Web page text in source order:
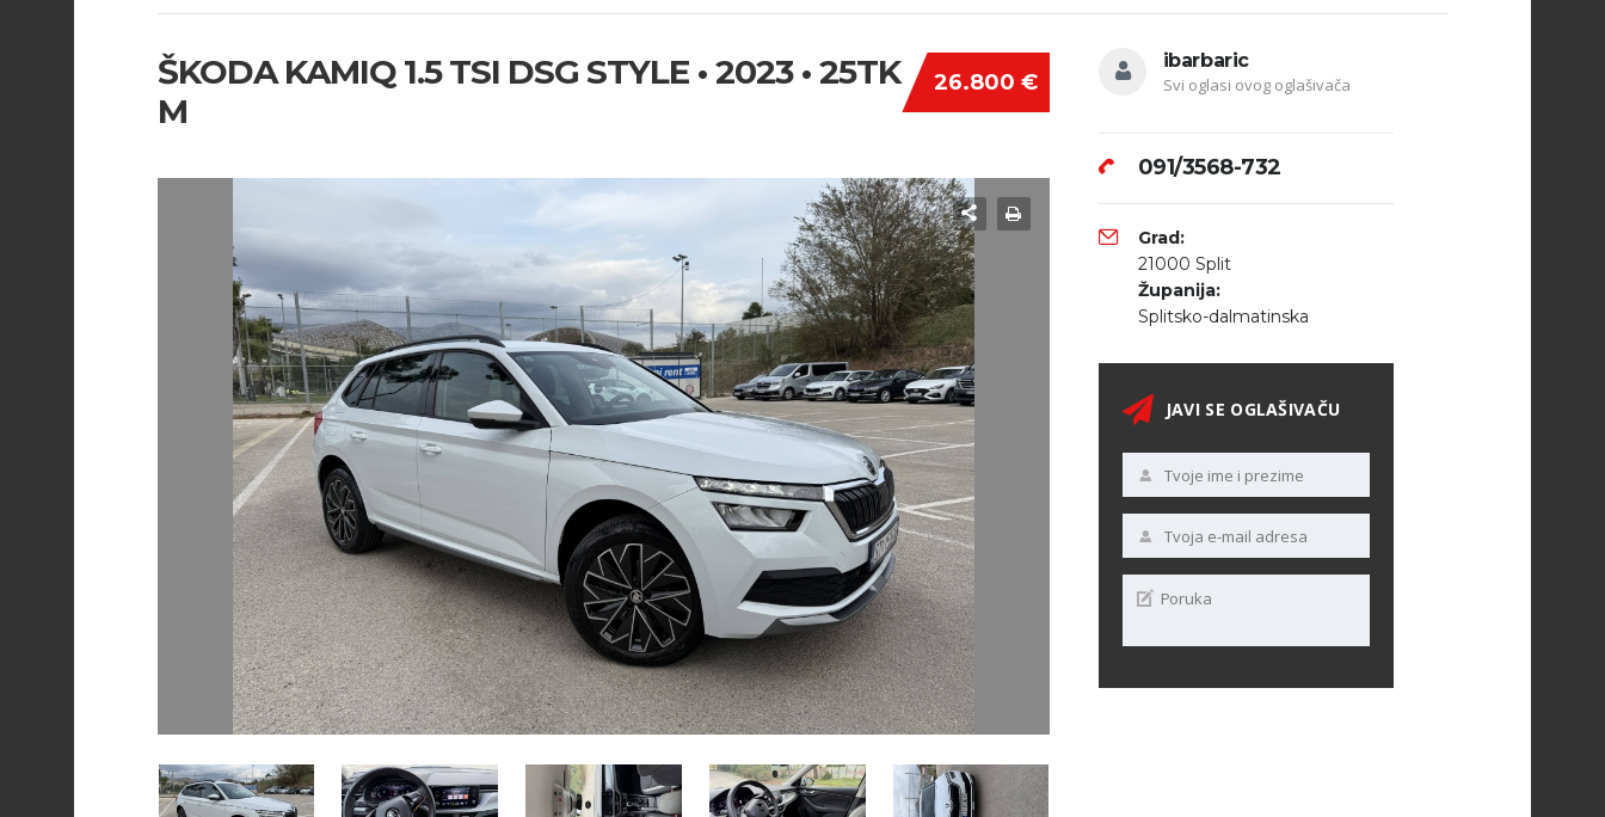
26.800 €
ŠKODA KAMIQ 1.5 TSI DSG STYLE • 2023 • 25TK
M
ibarbaric
Svi oglasi ovog oglašivača
091/3568-732
Grad:
21000 Split
Županija:
Splitsko-dalmatinska
JAVI SE OGLAŠIVAČU